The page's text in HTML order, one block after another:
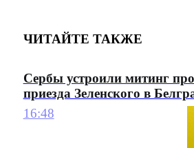
ЧИТАЙТЕ ТАКЖЕ
Сербы устроили митинг
приезда Зеленского в
16:48